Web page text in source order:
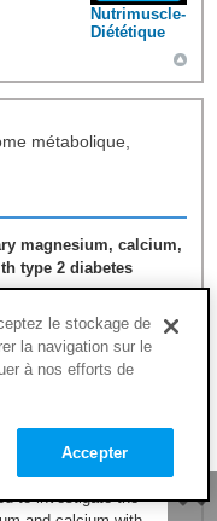
Nutrimuscle-
Diététique
métabolique,
magnesium, calcium,
type 2 diabetes
in several enzymatic
functions.
type 2 diabetes
metabolic control
a protective role in the
to investigate the
le stockage de
la navigation sur le
à nos efforts de
Accepter